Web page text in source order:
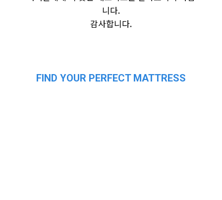
니다.
감사합니다.
FIND YOUR PERFECT MATTRESS